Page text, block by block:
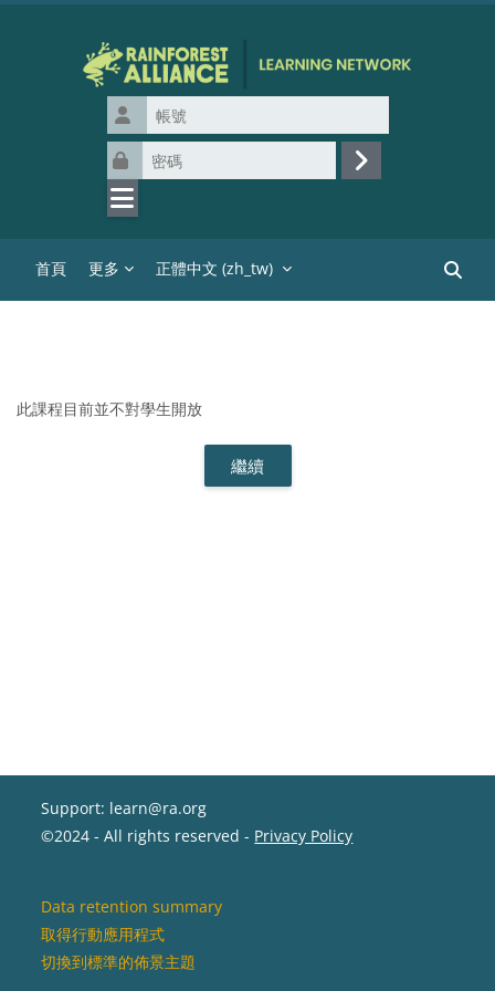
帳號
密碼
登入
首頁 更多 正體中文 ‎(zh_tw)‎
搜尋課
此課程目前並不對學生開放
繼續
Support: learn@ra.org
©2024 - All rights reserved - Privacy Policy
Data retention summary
取得行動應用程式
切換到標準的佈景主題